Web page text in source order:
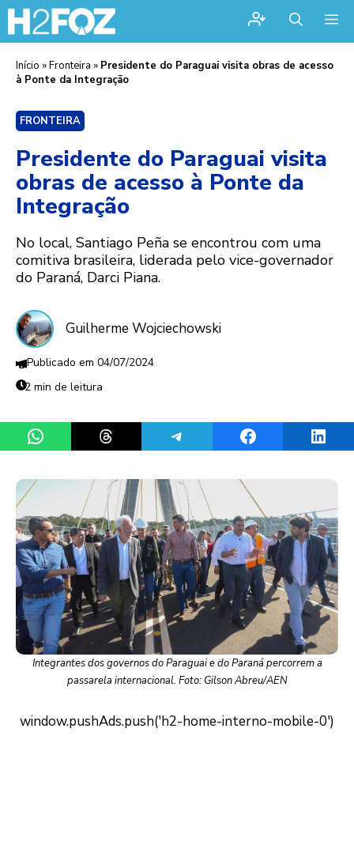
Início »Fronteira » Presidente do Paraguai visita obras de acesso
à Ponte da Integração
FRONTEIRA
Presidente do Paraguai visita
obras de acesso à Ponte da
Integração
No local, Santiago Peña se encontrou com uma
comitiva brasileira, liderada pelo vice-governador
do Paraná, Darci Piana.
Guilherme Wojciechowski
04/07/2024
2 min de leitura
Share on WhatsAppShare on ThreadsShare on TelegramShare on Facebook
Integrantes dos governos do Paraguai e do Paraná percorrem a
passarela internacional. Foto: Gilson Abreu/AEN